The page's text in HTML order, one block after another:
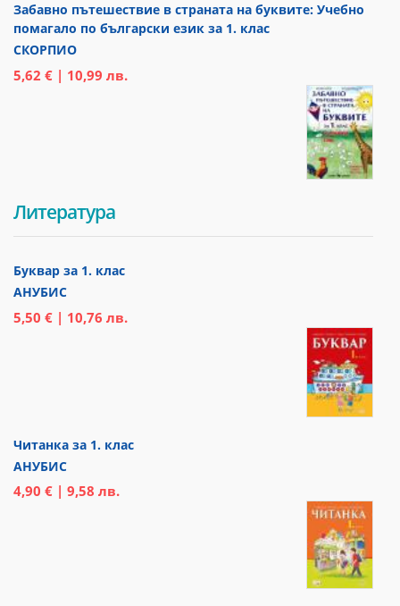
Забавно пътешествие в страната на буквите: Учебно
помагало по български език за 1. клас
СКОРПИО
5,62 € | 10,99 лв.
Литература
Буквар за 1. клас
АНУБИС
5,50 € | 10,76 лв.
Читанка за 1. клас
АНУБИС
4,90 € | 9,58 лв.